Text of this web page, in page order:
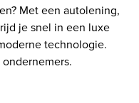
Met een autolening,
je snel in een luxe
technologie.